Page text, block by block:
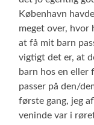
København
meget over,
at få mit barn
vigtigt det er, at
barn hos en eller
passer på den/
første gang, jeg
veninde var i